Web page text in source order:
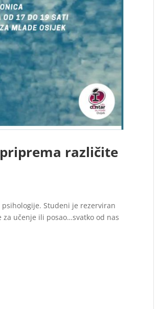
različite
Studeni je rezerviran
učenje ili posao…svatko od nas